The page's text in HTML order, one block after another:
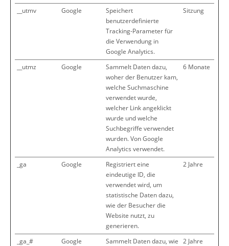
__utmv Google
Speichert
benutzerdefinierte
Tracking-Parameter für
die Verwendung in
Google Analytics.
Sitzung
__utmz Google
Sammelt Daten dazu,
woher der Benutzer kam,
welche Suchmaschine
verwendet wurde,
welcher Link angeklickt
wurde und welche
Suchbegriffe verwendet
wurden. Von Google
Analytics verwendet.
6 Monate
_ga Google
Registriert eine
eindeutige ID, die
verwendet wird, um
statistische Daten dazu,
wie der Besucher die
Website nutzt, zu
generieren.
2 Jahre
_ga_# Google
Sammelt Daten dazu, wie 2 Jahre